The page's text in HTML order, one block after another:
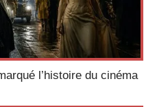
l’histoire du cinéma